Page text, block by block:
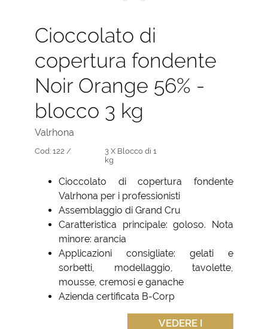
Cioccolato di
copertura fondente
Noir Orange 56% -
blocco 3 kg
Valrhona
Cod: 122 /
3 X Blocco di 1
kg
Cioccolato di copertura fondente
Valrhona per i professionisti
Assemblaggio di Grand Cru
Caratteristica principale: goloso. Nota
minore: arancia
Applicazioni consigliate: gelati e
sorbetti, modellaggio, tavolette,
mousse, cremosi e ganache
Azienda certificata B-Corp
VEDERE I